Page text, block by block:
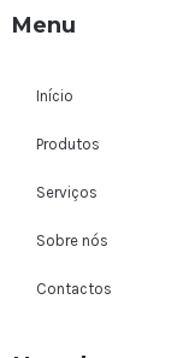
Menu
Início
Produtos
Serviços
Sobre nós
Contactos